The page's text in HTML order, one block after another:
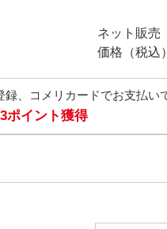
ネット販売
価格（税込）
録、コメリカードでお支払い
3ポイント獲得